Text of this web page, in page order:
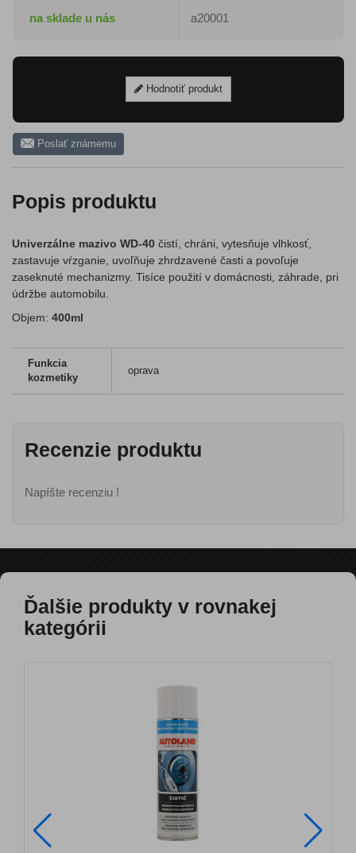
na sklade u nás a20001
Hodnotiť produkt
Poslať známemu
Popis produktu
Univerzálne mazivo WD-40 čistí, chráni, vytesňuje vlhkosť,
zastavuje vŕzganie, uvoľňuje zhrdzavené časti a povoľuje
zaseknuté mechanizmy. Tisíce použití v domácnosti, záhrade, pri
údržbe automobilu.
Objem: 400ml
Funkcia
kozmetiky
oprava
Recenzie produktu
Napíšte recenziu !
Ďalšie produkty v rovnakej
kategórii